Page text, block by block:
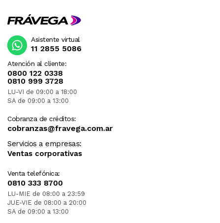
Atención al cliente:
0800 122 0338
0810 999 3728
LU-VI de 09:00 a 18:00
SA de 09:00 a 13:00
Cobranza de créditos:
cobranzas@fravega.com.ar
Servicios a empresas:
Ventas corporativas
Venta telefónica:
0810 333 8700
LU-MIE de 08:00 a 23:59
JUE-VIE de 08:00 a 20:00
SA de 09:00 a 13:00
Asistente virtual
11 2855 5086